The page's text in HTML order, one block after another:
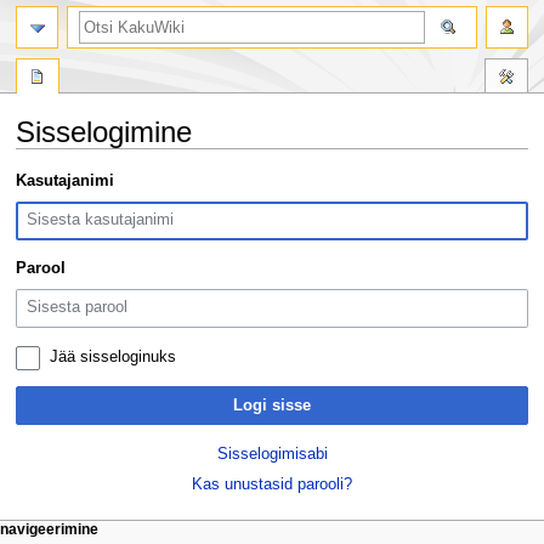
Sisselogimine
Mine
navigeerimisribale
Mine
otsikasti
Kasutajanimi
Parool
Jää sisseloginuks
Logi sisse
Sisselogimisabi
Kas unustasid parooli?
Navigeerimismenüü
lehetoimingud
isiklikud lehed
navigeerimine
otsing